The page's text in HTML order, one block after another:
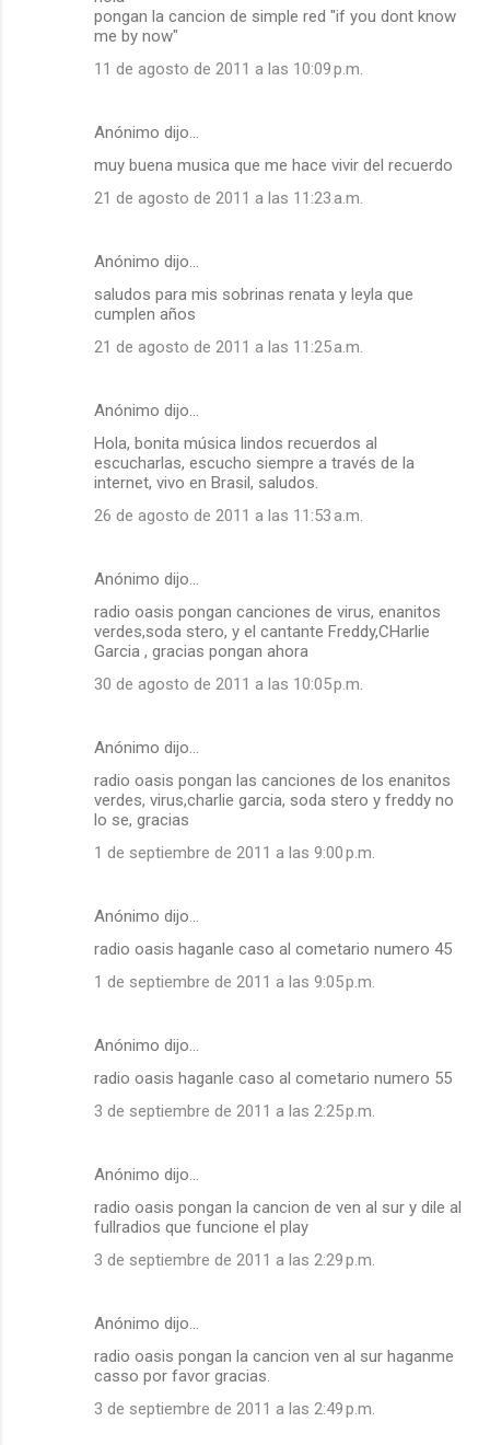
pongan la cancion de simple red "if you dont know
me by now"
11 de agosto de 2011 a las 10:09 p.m.
Anónimo dijo…
muy buena musica que me hace vivir del recuerdo
21 de agosto de 2011 a las 11:23 a.m.
Anónimo dijo…
saludos para mis sobrinas renata y leyla que
cumplen años
21 de agosto de 2011 a las 11:25 a.m.
Anónimo dijo…
Hola, bonita música lindos recuerdos al
escucharlas, escucho siempre a través de la
internet, vivo en Brasil, saludos.
26 de agosto de 2011 a las 11:53 a.m.
Anónimo dijo…
radio oasis pongan canciones de virus, enanitos
verdes,soda stero, y el cantante Freddy,CHarlie
Garcia , gracias pongan ahora
30 de agosto de 2011 a las 10:05 p.m.
Anónimo dijo…
radio oasis pongan las canciones de los enanitos
verdes, virus,charlie garcia, soda stero y freddy no
lo se, gracias
1 de septiembre de 2011 a las 9:00 p.m.
Anónimo dijo…
radio oasis haganle caso al cometario numero 45
1 de septiembre de 2011 a las 9:05 p.m.
Anónimo dijo…
radio oasis haganle caso al cometario numero 55
3 de septiembre de 2011 a las 2:25 p.m.
Anónimo dijo…
radio oasis pongan la cancion de ven al sur y dile al
fullradios que funcione el play
3 de septiembre de 2011 a las 2:29 p.m.
Anónimo dijo…
radio oasis pongan la cancion ven al sur haganme
casso por favor gracias.
3 de septiembre de 2011 a las 2:49 p.m.